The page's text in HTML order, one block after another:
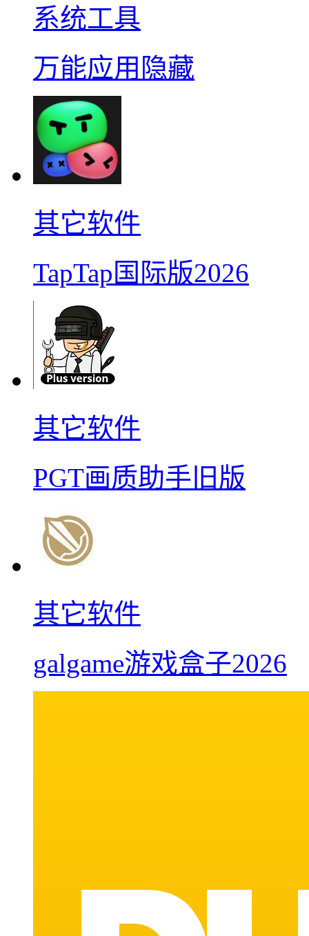
系统工具
万能应用隐藏
其它软件
TapTap国际版2026
其它软件
PGT画质助手旧版
其它软件
galgame游戏盒子2026